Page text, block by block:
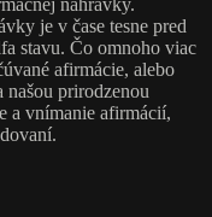
nahrávky.
je v čase tesne pred
stavu. Čo omnoho viac
afirmácie, alebo
našou prirodzenou
a vnímanie afirmácií,